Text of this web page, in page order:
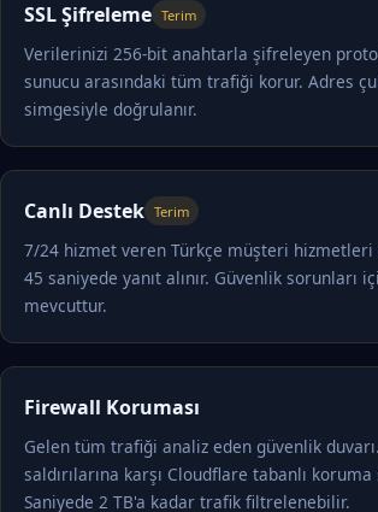
SSL Şifreleme Terim
Verilerinizi 256-bit anahtarla şifreleyen
sunucu arasındaki tüm trafiği korur. Adres
simgesiyle doğrulanır.
Canlı Destek Terim
7/24 hizmet veren Türkçe müşteri
45 saniyede yanıt alınır. Güvenlik sorunları
mevcuttur.
Firewall Koruması
Gelen tüm trafiği analiz eden güvenlik
saldırılarına karşı Cloudflare tabanlı koruma
Saniyede 2 TB'a kadar trafik filtrelenebilir.